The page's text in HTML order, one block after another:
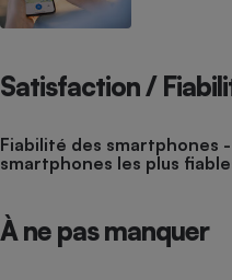
Satisfaction /
Fiabilité des smartphones
smartphones les plus
À ne pas manquer